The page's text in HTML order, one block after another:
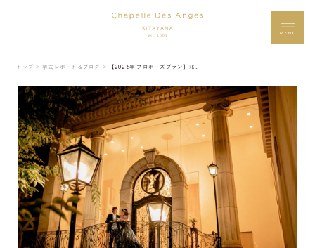
MENU
トップ ＞ 挙式レポート＆ブログ ＞